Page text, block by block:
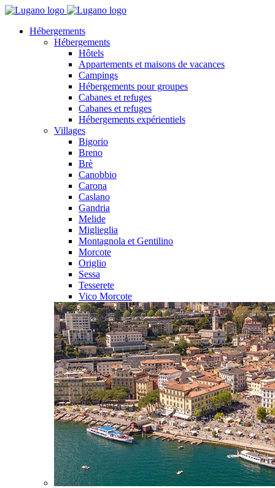
Hébergements
Hébergements
Hôtels
Appartements et maisons de vacances
Campings
Hébergements pour groupes
Cabanes et refuges
Cabanes et refuges
Hébergements expérientiels
Villages
Bigorio
Breno
Brè
Canobbio
Carona
Caslano
Gandria
Melide
Miglieglia
Montagnola et Gentilino
Morcote
Origlio
Sessa
Tesserete
Vico Morcote